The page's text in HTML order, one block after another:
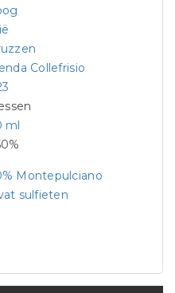
Collefrisio
ml
Montepulciano
sulfieten